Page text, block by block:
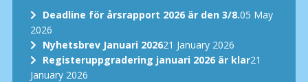
Deadline för årsrapport 2026 är den 3/8.05 May
2026
Nyhetsbrev Januari 202621 January 2026
Registeruppgradering januari 2026 är klar21
January 2026